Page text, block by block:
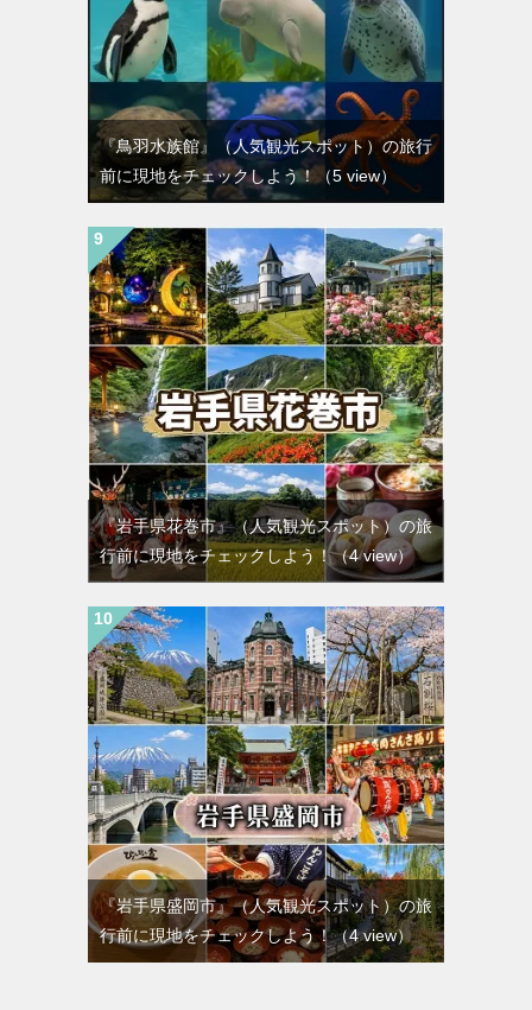
『鳥羽水族館』（人気観光スポット）の旅行
前に現地をチェックしよう！ （5 view）
『岩手県花巻市』（人気観光スポット）の旅
行前に現地をチェックしよう！（4 view）
『岩手県盛岡市』（人気観光スポット）の旅
行前に現地をチェックしよう！（4 view）